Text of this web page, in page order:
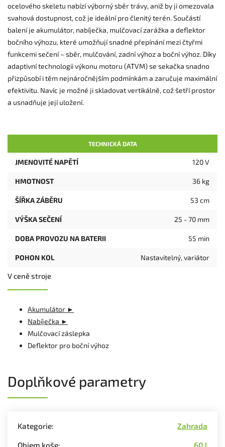
ocelového skeletu nabízí výborný sběr trávy, aniž by ji omezovala
svahová dostupnost, což je ideální pro členitý terén. Součástí
balení je akumulátor, nabíječka, mulčovací zarážka a deflektor
bočního výhozu, které umožňují snadné přepínání mezi čtyřmi
funkcemi sečení – sběr, mulčování, zadní výhoz a boční výhoz. Díky
adaptivní technologii výkonu motoru (ATVM) se sekačka snadno
přizpůsobí i těm nejnáročnějším podmínkám a zaručuje maximální
efektivitu. Navíc je možné ji skladovat vertikálně, což šetří prostor
a usnadňuje její uložení.
TECHNICKÁ DATA
JMENOVITÉ NAPĚTÍ 120 V
HMOTNOST 36 kg
ŠÍŘKA ZÁBĚRU 53 cm
VÝŠKA SEČENÍ 25 - 70 mm
DOBA PROVOZU NA BATERII 55 min
POHON KOL Nastavitelný, variátor
V ceně stroje
Akumulátor ►
Nabíječka ►
Mulčovací záslepka
Deflektor pro boční výhoz
Doplňkové parametry
Kategorie: Zahrada
Objem koše: 60 l